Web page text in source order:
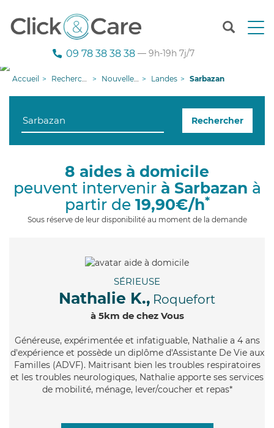
T
n
g
i
09 78 38 38 38 — 9h-19h 7j/7
Accueil Recherche aide à domicile Nouvelle-Aquitaine Landes Sarbazan
Rechercher
8 aides à domicile
peuvent intervenir à Sarbazan à
partir de 19,90€/h*
Sous réserve de leur disponibilité au moment de la demande
SÉRIEUSE
Nathalie K., Roquefort
à 5km de chez Vous
Généreuse, expérimentée et infatiguable, Nathalie a 4 ans
d'expérience et possède un diplôme d'Assistante De Vie aux
Familles (ADVF). Maitrisant bien les troubles respiratoires
et les troubles neurologiques, Nathalie apporte ses services
de mobilité, ménage, lever/coucher et repas*